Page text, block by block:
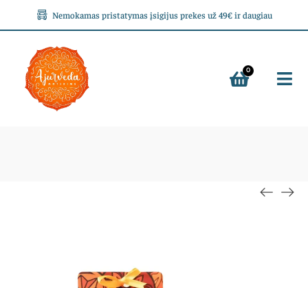
Nemokamas pristatymas įsigijus prekes už 49€ ir daugiau
0